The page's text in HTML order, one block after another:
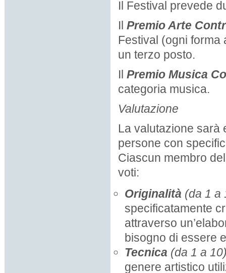
Il Festival prevede
Il Premio Arte
Festival (ogni
un terzo posto.
Il Premio Musica
categoria musica.
Valutazione
La valutazione sarà
persone con
Ciascun membro
voti:
Originalità (da 1 a
specificatamente
attraverso
bisogno di essere
Tecnica (da 1 a
genere artistico